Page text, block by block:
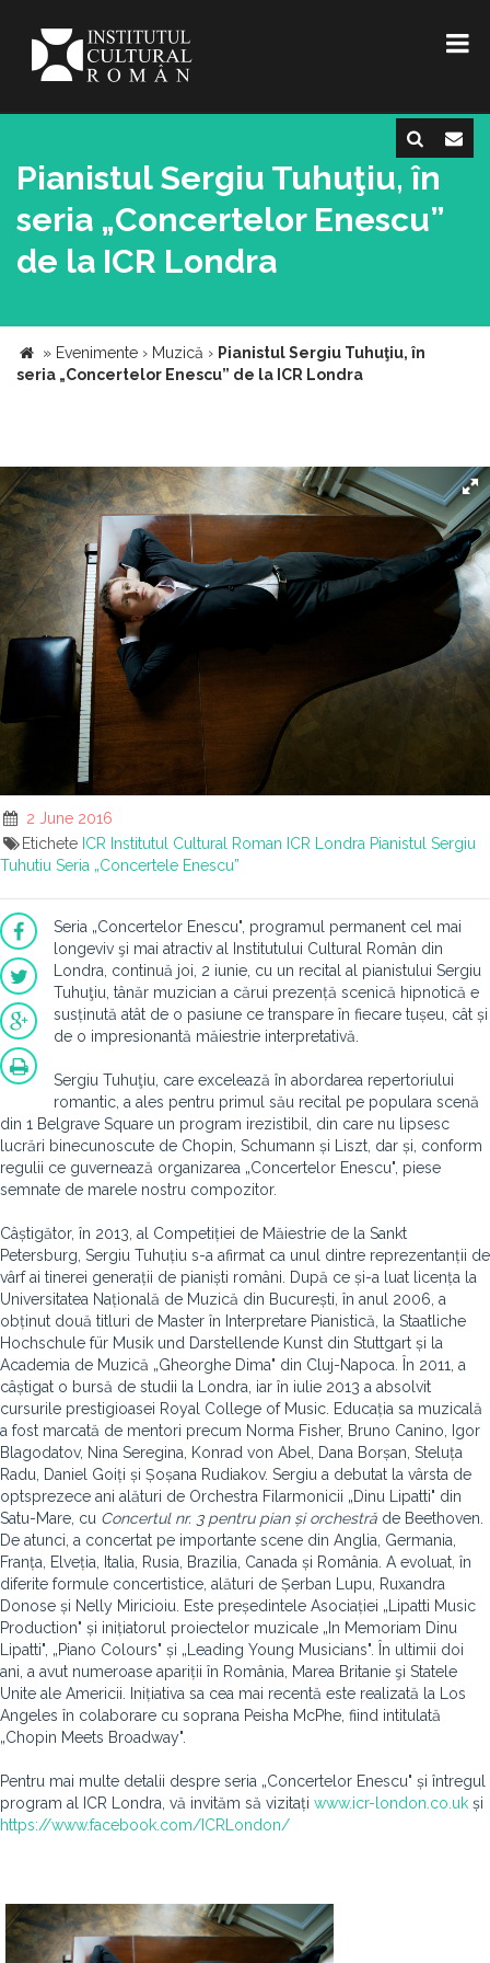
Pianistul Sergiu Tuhuţiu, în
seria „Concertelor Enescu”
de la ICR Londra
» Evenimente › Muzică › Pianistul Sergiu Tuhuţiu, în
seria „Concertelor Enescu” de la ICR Londra
2 June 2016
Etichete ICR Institutul Cultural Roman ICR Londra Pianistul Sergiu
Tuhutiu Seria „Concertele Enescu”
Seria „Concertelor Enescu", programul permanent cel mai
longeviv şi mai atractiv al Institutului Cultural Român din
Londra, continuă joi, 2 iunie, cu un recital al pianistului Sergiu
Tuhuţiu, tânăr muzician a cărui prezență scenică hipnotică e
susținută atât de o pasiune ce transpare în fiecare tușeu, cât și
de o impresionantă măiestrie interpretativă.
Sergiu Tuhuţiu, care excelează în abordarea repertoriului
romantic, a ales pentru primul său recital pe populara scenă
din 1 Belgrave Square un program irezistibil, din care nu lipsesc
lucrări binecunoscute de Chopin, Schumann și Liszt, dar și, conform
regulii ce guvernează organizarea „Concertelor Enescu", piese
semnate de marele nostru compozitor.
Câștigător, în 2013, al Competiției de Măiestrie de la Sankt
Petersburg, Sergiu Tuhuțiu s-a afirmat ca unul dintre reprezentanții de
vârf ai tinerei generații de pianiști români. După ce și-a luat licența la
Universitatea Națională de Muzică din București, în anul 2006, a
obținut două titluri de Master în Interpretare Pianistică, la Staatliche
Hochschule für Musik und Darstellende Kunst din Stuttgart și la
Academia de Muzică „Gheorghe Dima" din Cluj-Napoca. În 2011, a
câștigat o bursă de studii la Londra, iar în iulie 2013 a absolvit
cursurile prestigioasei Royal College of Music. Educația sa muzicală
a fost marcată de mentori precum Norma Fisher, Bruno Canino, Igor
Blagodatov, Nina Seregina, Konrad von Abel, Dana Borșan, Steluța
Radu, Daniel Goiți și Șoșana Rudiakov. Sergiu a debutat la vârsta de
optsprezece ani alături de Orchestra Filarmonicii „Dinu Lipatti" din
Satu-Mare, cu Concertul nr. 3 pentru pian și orchestră de Beethoven.
De atunci, a concertat pe importante scene din Anglia, Germania,
Franța, Elveția, Italia, Rusia, Brazilia, Canada și România. A evoluat, în
diferite formule concertistice, alături de Șerban Lupu, Ruxandra
Donose și Nelly Miricioiu. Este președintele Asociației „Lipatti Music
Production" și inițiatorul proiectelor muzicale „In Memoriam Dinu
Lipatti", „Piano Colours" și „Leading Young Musicians". În ultimii doi
ani, a avut numeroase apariții în România, Marea Britanie şi Statele
Unite ale Americii. Inițiativa sa cea mai recentă este realizată la Los
Angeles în colaborare cu soprana Peisha McPhe, fiind intitulată
„Chopin Meets Broadway".
Pentru mai multe detalii despre seria „Concertelor Enescu" și întregul
program al ICR Londra, vă invităm să vizitați www.icr-london.co.uk și
https://www.facebook.com/ICRLondon/